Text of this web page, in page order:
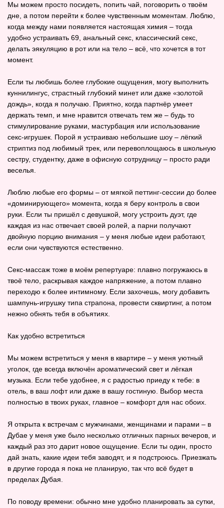
Мы можем просто посидеть, попить чай, поговорить о твоём
дне, а потом перейти к более чувственным моментам. Люблю,
когда между нами появляется настоящая химия – тогда
удобно устраивать 69, анальный секс, классический секс,
делать эякуляцию в рот или на тело – всё, что хочется в тот
момент.
Если ты любишь более глубокие ощущения, могу выполнить
куннилингус, страстный глубокий минет или даже «золотой
дождь», когда я получаю. Приятно, когда партнёр умеет
держать темп, и мне нравится отвечать тем же – будь то
стимулирование руками, мастурбация или использование
секс‑игрушек. Порой я устраиваю небольшие шоу – лёгкий
стриптиз под любимый трек, или перевоплощаюсь в школьную
сестру, студентку, даже в офисную сотрудницу – просто ради
веселья.
Люблю любые его формы – от мягкой петтинг‑сессии до более
«доминирующего» момента, когда я беру контроль в свои
руки. Если ты пришёл с девушкой, могу устроить дуэт, где
каждая из нас отвечает своей ролей, а парни получают
двойную порцию внимания – у меня любые идеи работают,
если они чувствуются естественно.
Секс‑массаж тоже в моём репертуаре: плавно погружаюсь в
твоё тело, раскрывая каждое напряжение, а потом плавно
переходю к более интимному. Если захочешь, могу добавить
шампунь-игрушку типа страпона, провести сквиртинг, а потом
нежно обнять тебя в объятиях.
Как удобно встретиться
Мы можем встретиться у меня в квартире – у меня уютный
уголок, где всегда включён ароматический свет и лёгкая
музыка. Если тебе удобнее, я с радостью приеду к тебе: в
отель, в ваш лофт или даже в вашу гостиную. Выбор места
полностью в твоих руках, главное – комфорт для нас обоих.
Я открыта к встречам с мужчинами, женщинами и парами – в
Дубае у меня уже было несколько отличных парных вечеров, и
каждый раз это дарит новое ощущение. Если ты один, просто
дай знать, какие идеи тебя заводят, и я подстроюсь. Приезжать
в другие города я пока не планирую, так что всё будет в
пределах Дубая.
По поводу времени: обычно мне удобно планировать за сутки,